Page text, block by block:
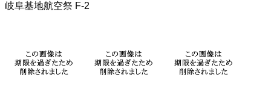
岐阜基地航空祭 F-2